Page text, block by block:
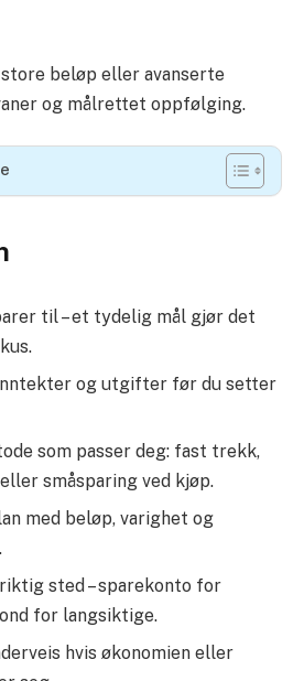
beløp eller avanserte
og målrettet oppfølging.
til – et tydelig mål gjør det
og utgifter før du setter
som passer deg: fast trekk,
småsparing ved kjøp.
med beløp, varighet og
sted – sparekonto for
for langsiktige.
hvis økonomien eller